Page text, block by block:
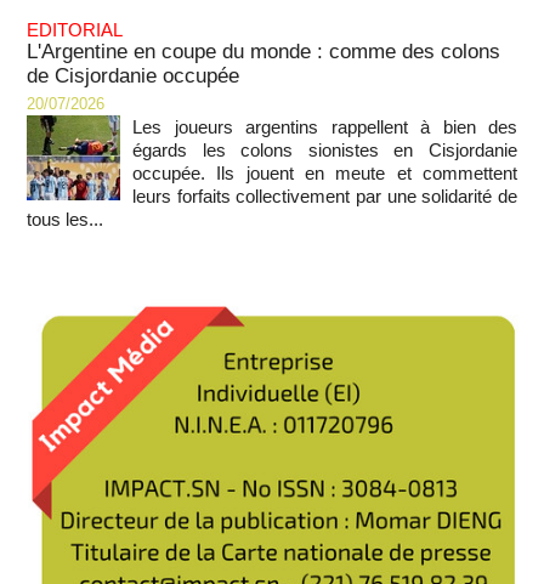
EDITORIAL
L'Argentine en coupe du monde : comme des colons
de Cisjordanie occupée
20/07/2026
Les joueurs argentins rappellent à bien des
égards les colons sionistes en Cisjordanie
occupée. Ils jouent en meute et commettent
leurs forfaits collectivement par une solidarité de
tous les...